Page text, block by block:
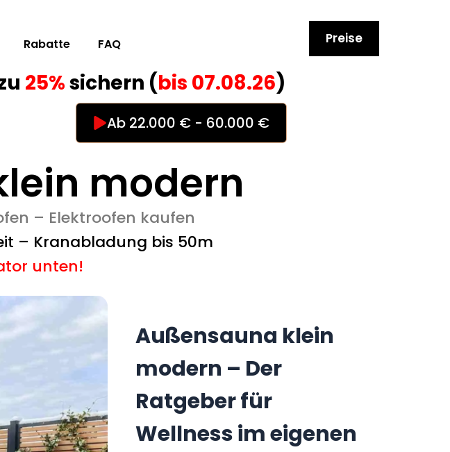
Rabatte FAQ Preise
25%sichern (bis 07.08.26)
Ab 22.000 € - 60.000 €
modern
– Elektroofen kaufen
– Kranabladung bis 50m
unten!
Außensauna klein
modern – Der
Ratgeber für
Wellness im eigenen